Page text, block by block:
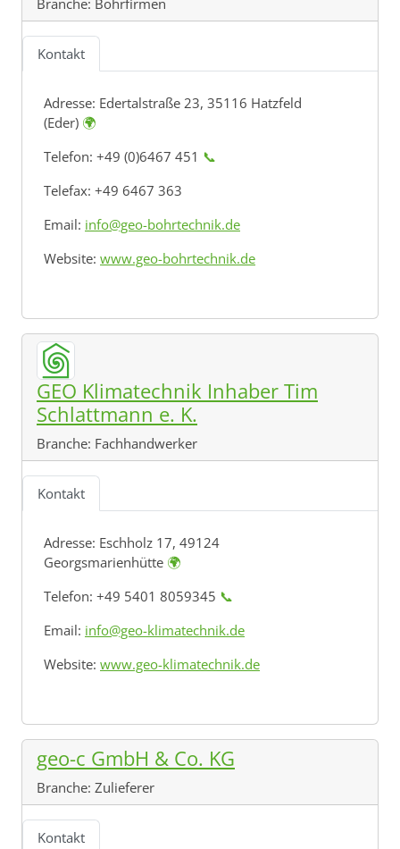
Branche: Bohrfirmen
Kontakt
Adresse: Edertalstraße 23, 35116 Hatzfeld
(Eder) 🌍
Telefon: +49 (0)6467 451 📞
Telefax: +49 6467 363
Email: info@geo-bohrtechnik.de
Website: www.geo-bohrtechnik.de
GEO Klimatechnik Inhaber Tim
Schlattmann e. K.
Branche: Fachhandwerker
Kontakt
Adresse: Eschholz 17, 49124
Georgsmarienhütte 🌍
Telefon: +49 5401 8059345 📞
Email: info@geo-klimatechnik.de
Website: www.geo-klimatechnik.de
geo-c GmbH & Co. KG
Branche: Zulieferer
Kontakt